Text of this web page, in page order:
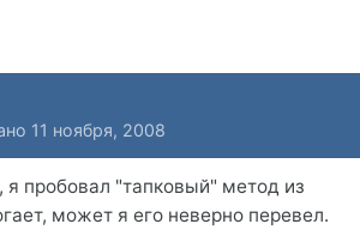
11 ноября, 2008
я пробовал "тапковый" метод из
может я его неверно перевел.